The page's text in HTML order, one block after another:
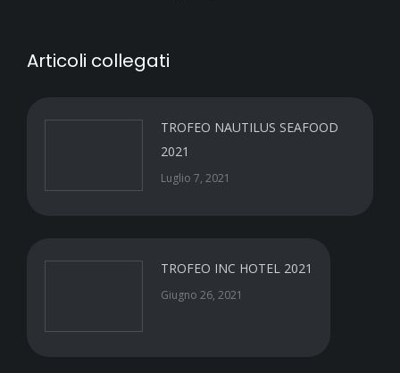
Articoli collegati
TROFEO NAUTILUS SEAFOOD
2021
Luglio 7, 2021
TROFEO INC HOTEL 2021
Giugno 26, 2021